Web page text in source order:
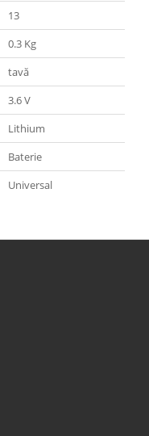
13
0.3 Kg
tavă
3.6 V
Lithium
Baterie
Universal